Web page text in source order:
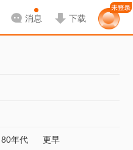
消息 下载
80年代 更早